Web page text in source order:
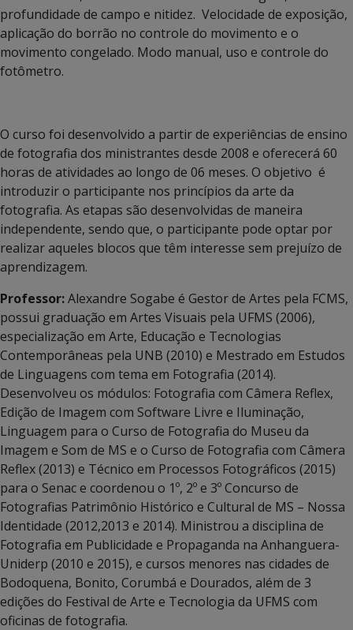
profundidade de campo e nitidez. Velocidade de exposição,
aplicação do borrão no controle do movimento e o
movimento congelado. Modo manual, uso e controle do
fotômetro.
O curso foi desenvolvido a partir de experiências de ensino
de fotografia dos ministrantes desde 2008 e oferecerá 60
horas de atividades ao longo de 06 meses. O objetivo é
introduzir o participante nos princípios da arte da
fotografia. As etapas são desenvolvidas de maneira
independente, sendo que, o participante pode optar por
realizar aqueles blocos que têm interesse sem prejuízo de
aprendizagem.
Professor:Alexandre Sogabe é Gestor de Artes pela FCMS,
possui graduação em Artes Visuais pela UFMS (2006),
especialização em Arte, Educação e Tecnologias
Contemporâneas pela UNB (2010) e Mestrado em Estudos
de Linguagens com tema em Fotografia (2014).
Desenvolveu os módulos: Fotografia com Câmera Reflex,
Edição de Imagem com Software Livre e Iluminação,
Linguagem para o Curso de Fotografia do Museu da
Imagem e Som de MS e o Curso de Fotografia com Câmera
Reflex (2013) e Técnico em Processos Fotográficos (2015)
para o Senac e coordenou o 1º, 2º e 3º Concurso de
Fotografias Patrimônio Histórico e Cultural de MS – Nossa
Identidade (2012,2013 e 2014). Ministrou a disciplina de
Fotografia em Publicidade e Propaganda na Anhanguera-
Uniderp (2010 e 2015), e cursos menores nas cidades de
Bodoquena, Bonito, Corumbá e Dourados, além de 3
edições do Festival de Arte e Tecnologia da UFMS com
oficinas de fotografia.